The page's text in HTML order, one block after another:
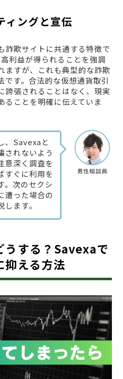
ィングと宣伝
詐欺サイトに共通する特徴で
利益が得られることを強調
ますが、これも典型的な詐欺
です。合法的な仮想通貨取引
誇張されることはなく、現実
ることを明確に伝えていま
男性相談員
、Savexaと
されないよう
意深く調査を
すぐに利用を
。次のセクシ
遭った場合の
ます。
うする？Savexaで
抑える方法